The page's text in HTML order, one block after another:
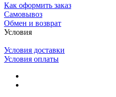
Как оформить заказ
Самовывоз
Обмен и возврат
Условия
Условия доставки
Условия оплаты